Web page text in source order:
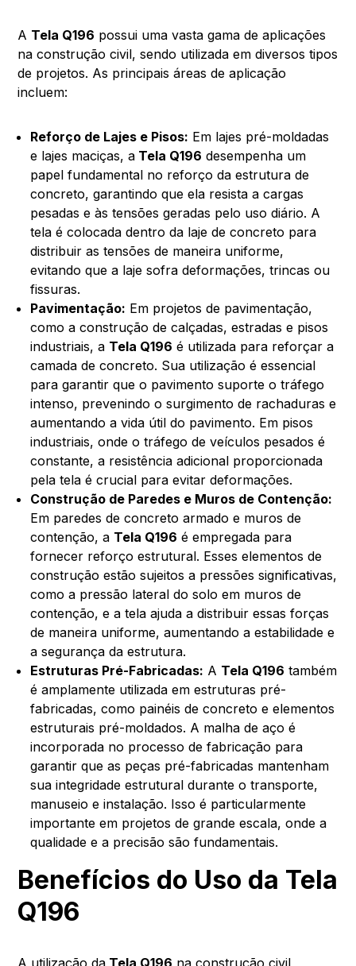
A Tela Q196 possui uma vasta gama de aplicações
na construção civil, sendo utilizada em diversos tipos
de projetos. As principais áreas de aplicação
incluem:
Reforço de Lajes e Pisos: Em lajes pré-moldadas
e lajes maciças, a Tela Q196 desempenha um
papel fundamental no reforço da estrutura de
concreto, garantindo que ela resista a cargas
pesadas e às tensões geradas pelo uso diário. A
tela é colocada dentro da laje de concreto para
distribuir as tensões de maneira uniforme,
evitando que a laje sofra deformações, trincas ou
fissuras.
Pavimentação: Em projetos de pavimentação,
como a construção de calçadas, estradas e pisos
industriais, a Tela Q196 é utilizada para reforçar a
camada de concreto. Sua utilização é essencial
para garantir que o pavimento suporte o tráfego
intenso, prevenindo o surgimento de rachaduras e
aumentando a vida útil do pavimento. Em pisos
industriais, onde o tráfego de veículos pesados é
constante, a resistência adicional proporcionada
pela tela é crucial para evitar deformações.
Construção de Paredes e Muros de Contenção:
Em paredes de concreto armado e muros de
contenção, a Tela Q196 é empregada para
fornecer reforço estrutural. Esses elementos de
construção estão sujeitos a pressões significativas,
como a pressão lateral do solo em muros de
contenção, e a tela ajuda a distribuir essas forças
de maneira uniforme, aumentando a estabilidade e
a segurança da estrutura.
Estruturas Pré-Fabricadas: A Tela Q196 também
é amplamente utilizada em estruturas pré-
fabricadas, como painéis de concreto e elementos
estruturais pré-moldados. A malha de aço é
incorporada no processo de fabricação para
garantir que as peças pré-fabricadas mantenham
sua integridade estrutural durante o transporte,
manuseio e instalação. Isso é particularmente
importante em projetos de grande escala, onde a
qualidade e a precisão são fundamentais.
Benefícios do Uso da Tela
Q196
A utilização da Tela Q196 na construção civil